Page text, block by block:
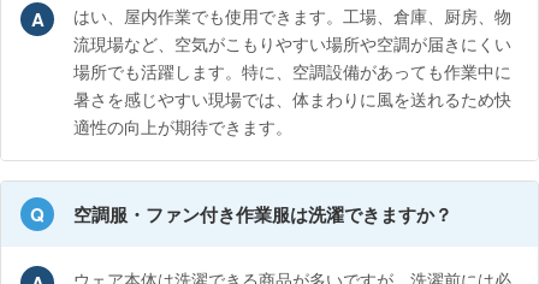
はい、屋内作業でも使用できます。工場、倉庫、厨房、物
流現場など、空気がこもりやすい場所や空調が届きにくい
場所でも活躍します。特に、空調設備があっても作業中に
暑さを感じやすい現場では、体まわりに風を送れるため快
適性の向上が期待できます。
空調服・ファン付き作業服は洗濯できますか？